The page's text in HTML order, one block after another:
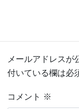
メールアドレスが
付いている欄は必
コメント ※